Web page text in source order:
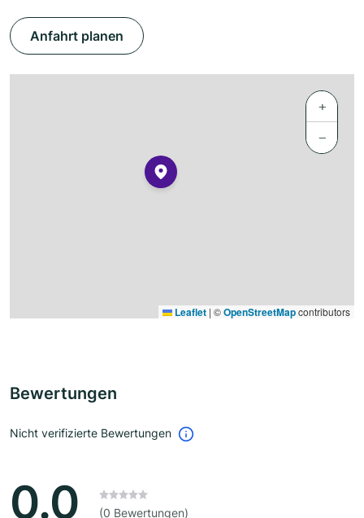
Anfahrt planen
+
−
Leaflet | ©OpenStreetMapcontributors
Bewertungen
Nicht verifizierte Bewertungen
0.0 (0 Bewertungen)